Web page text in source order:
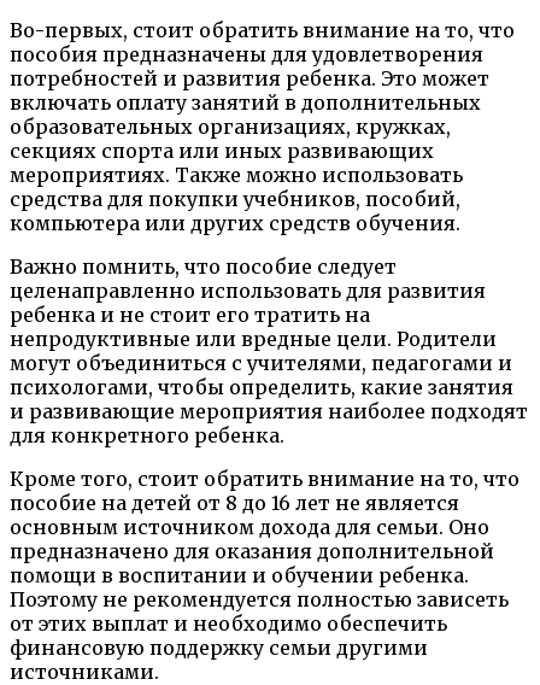
Во-первых, стоит обратить внимание на то, что
пособия предназначены для удовлетворения
потребностей и развития ребенка. Это может
включать оплату занятий в дополнительных
образовательных организациях, кружках,
секциях спорта или иных развивающих
мероприятиях. Также можно использовать
средства для покупки учебников, пособий,
компьютера или других средств обучения.
Важно помнить, что пособие следует
целенаправленно использовать для развития
ребенка и не стоит его тратить на
непродуктивные или вредные цели. Родители
могут объединиться с учителями, педагогами и
психологами, чтобы определить, какие занятия
и развивающие мероприятия наиболее подходят
для конкретного ребенка.
Кроме того, стоит обратить внимание на то, что
пособие на детей от 8 до 16 лет не является
основным источником дохода для семьи. Оно
предназначено для оказания дополнительной
помощи в воспитании и обучении ребенка.
Поэтому не рекомендуется полностью зависеть
от этих выплат и необходимо обеспечить
финансовую поддержку семьи другими
источниками.